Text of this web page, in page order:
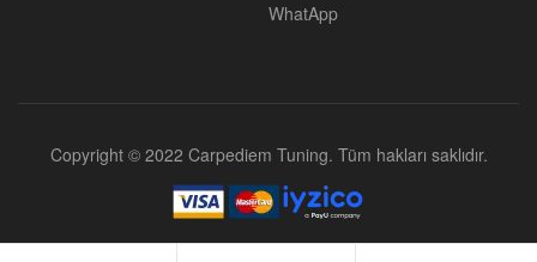
WhatApp
Copyright © 2022 Carpediem Tuning. Tüm hakları saklıdır.